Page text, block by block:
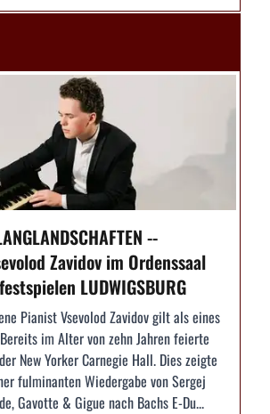
--
Zavidov im Ordenssaal
LUDWIGSBURG
Pianist Vsevolod Zavidov gilt als eines
im Alter von zehn Jahren feierte
New Yorker Carnegie Hall. Dies zeigte
fulminanten Wiedergabe von Sergej
Gavotte & Gigue nach Bachs E-Du...